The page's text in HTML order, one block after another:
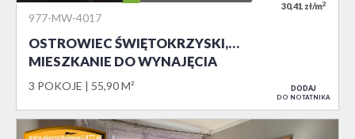
977-MW-4017
OSTROWIEC ŚWIĘTOKRZYSKI,…
MIESZKANIE DO WYNAJĘCIA
3 POKOJE 55,90 M²
30,41 zł/m2
DODAJ
DO NOTATNIKA